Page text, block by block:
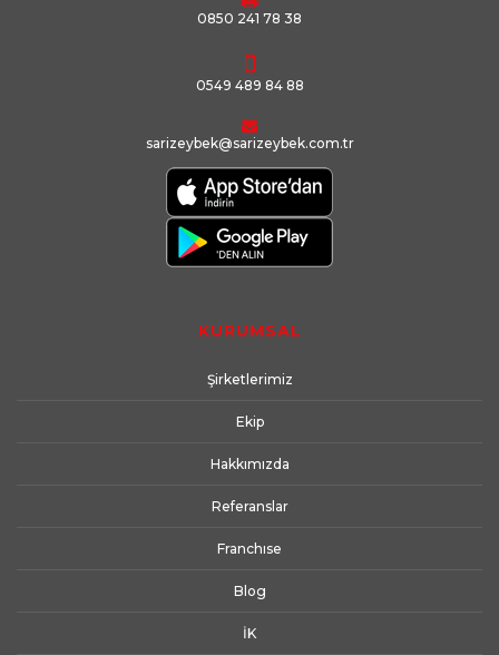
0850 241 78 38
0549 489 84 88
sarizeybek@sarizeybek.com.tr
KURUMSAL
Şirketlerimiz
Ekip
Hakkımızda
Referanslar
Franchıse
Blog
İK